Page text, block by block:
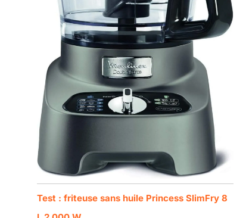
Test : friteuse sans huile Princess SlimFry 8